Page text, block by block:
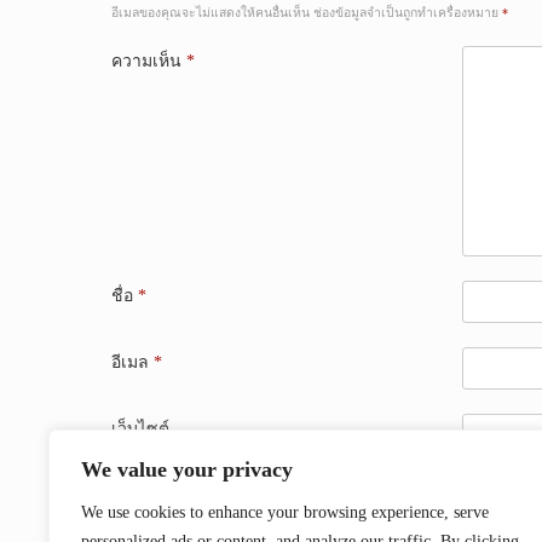
We value your privacy
We use cookies to enhance your browsing experience, serve
อีเมลของคุณจะไม่แสดงให้คนอื่นเห็น ช่องข้อมูลจำเป็นถูกทำเครื่องหมาย *
ความเห็น *
ชื่อ *
อีเมล *
เว็บไซต์
บันทึกชื่อ, อีเมล และชื่อเว็บไซต์ของฉันบนเบราว์เซอร์